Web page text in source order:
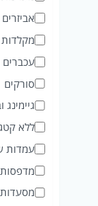
ה
אביזרים
מקלדות
עכברים
סורקים
גיימינג
ללא
עמדות